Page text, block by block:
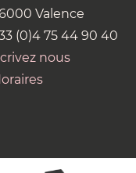
Valence
(0)4 75 44 90 40
nous